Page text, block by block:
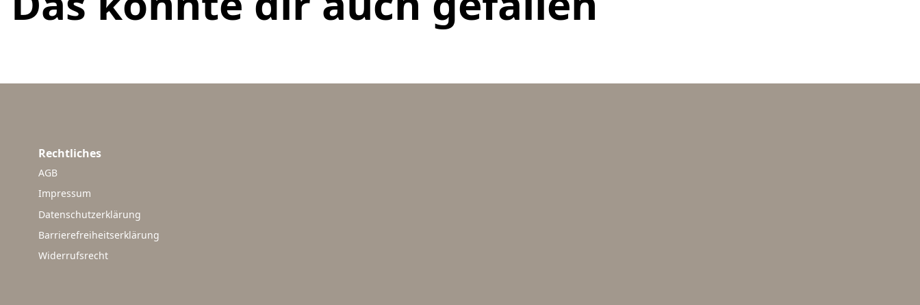
Rechtliches
AGB
Impressum
Datenschutzerklärung
Barrierefreiheitserklärung
Widerrufsrecht